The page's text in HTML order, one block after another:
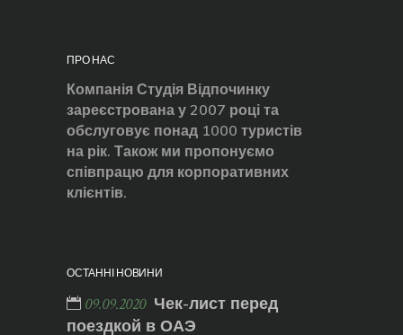
ПРО НАС
Компанія Студія Відпочинку
зареєстрована у 2007 році та
обслуговує понад 1000 туристів
на рік. Також ми пропонуємо
співпрацю для корпоративних
клієнтів.
ОСТАННІ НОВИНИ
09.09.2020 Чек-лист перед
поездкой в ОАЭ